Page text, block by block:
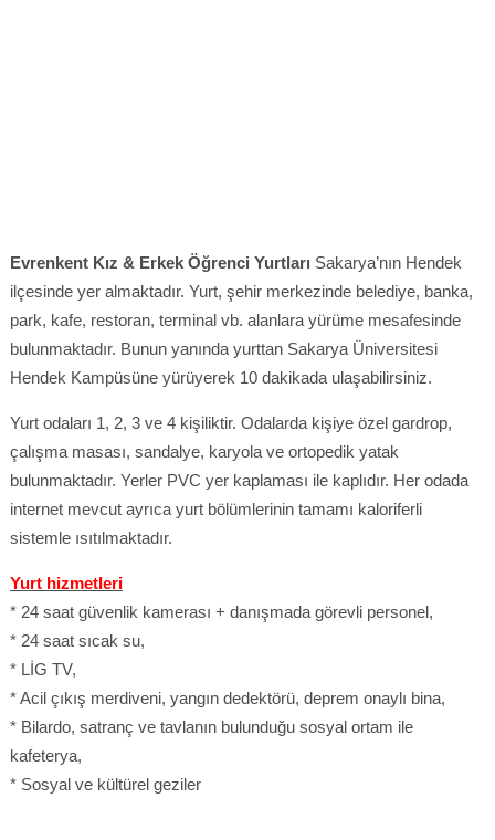
Evrenkent Kız & Erkek Öğrenci Yurtları Sakarya’nın Hendek
ilçesinde yer almaktadır. Yurt, şehir merkezinde belediye, banka,
park, kafe, restoran, terminal vb. alanlara yürüme mesafesinde
bulunmaktadır. Bunun yanında yurttan Sakarya Üniversitesi
Hendek Kampüsüne yürüyerek 10 dakikada ulaşabilirsiniz.
Yurt odaları 1, 2, 3 ve 4 kişiliktir. Odalarda kişiye özel gardrop,
çalışma masası, sandalye, karyola ve ortopedik yatak
bulunmaktadır. Yerler PVC yer kaplaması ile kaplıdır. Her odada
internet mevcut ayrıca yurt bölümlerinin tamamı kaloriferli
sistemle ısıtılmaktadır.
Yurt hizmetleri
* 24 saat güvenlik kamerası + danışmada görevli personel,
* 24 saat sıcak su,
* LİG TV,
* Acil çıkış merdiveni, yangın dedektörü, deprem onaylı bina,
* Bilardo, satranç ve tavlanın bulunduğu sosyal ortam ile
kafeterya,
* Sosyal ve kültürel geziler